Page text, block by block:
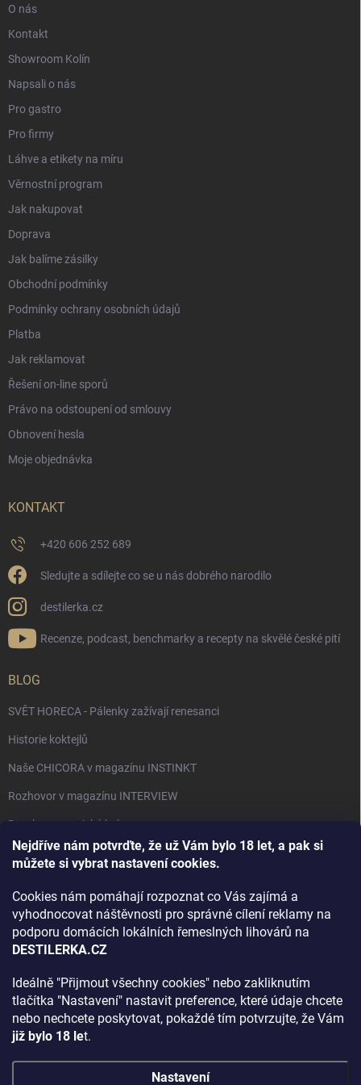
Nejdříve nám potvrďte, že už Vám bylo 18 let, a pak si
můžete si vybrat nastavení cookies.
Cookies nám pomáhají rozpoznat co Vás zajímá a
vyhodnocovat náštěvnosti pro správné cílení reklamy na
podporu domácích lokálních řemeslných lihovárů na
DESTILERKA.CZ
Ideálně "Přijmout všechny cookies" nebo zakliknutím
tlačítka "Nastavení" nastavit preference, které údaje chcete
nebo nechcete poskytovat, pokaždé tím potvrzujte, že Vám
již bylo 18 let.
Nastavení
O nás
Kontakt
Showroom Kolín
Napsali o nás
Pro gastro
Pro firmy
Láhve a etikety na míru
Věrnostní program
Jak nakupovat
Doprava
Jak balíme zásilky
Obchodní podmínky
Podmínky ochrany osobních údajů
Platba
Jak reklamovat
Řešení on-line sporů
Právo na odstoupení od smlouvy
Obnovení hesla
Moje objednávka
KONTAKT
+420 606 252 689
Sledujte a sdílejte co se u nás dobrého narodilo
destilerka.cz
Recenze, podcast, benchmarky a recepty na skvělé české pití
BLOG
SVĚT HORECA - Pálenky zažívají renesanci
Historie koktejlů
Naše CHICORA v magazínu INSTINKT
Rozhovor v magazínu INTERVIEW
Bourbon, americká krása.
Napsali v TÝDNU o naší práci
Rozhovor s DESTILERKA.CZ v magazínu DRINKING-CAT
Jak vybrat dárek na Vánoce
Archiv